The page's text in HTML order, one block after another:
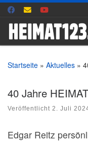
Zum Inhalt springen
Startseite » Aktuelles »
40 Jahre HEIMAT
Veröffentlicht 2. Juli
Edgar Reitz